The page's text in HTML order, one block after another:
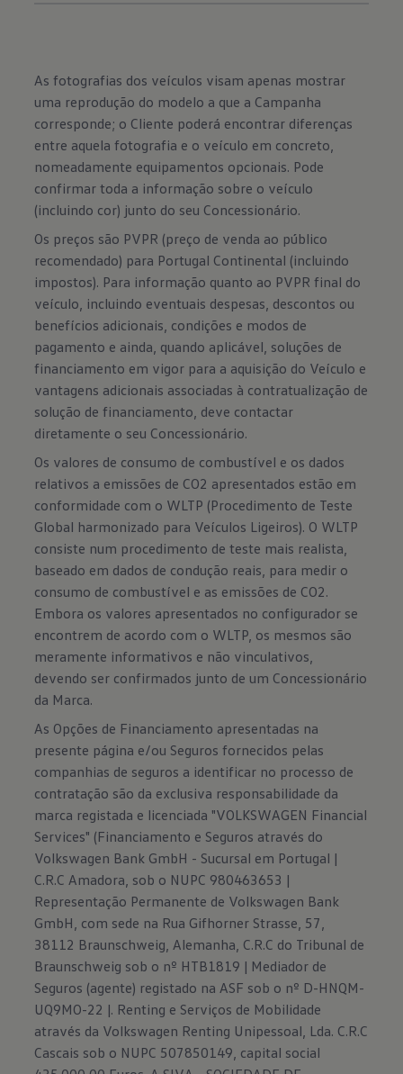
As fotografias dos veículos visam apenas mostrar
uma reprodução do modelo a que a Campanha
corresponde; o Cliente poderá encontrar diferenças
entre aquela fotografia e o veículo em concreto,
nomeadamente equipamentos opcionais. Pode
confirmar toda a informação sobre o veículo
(incluindo cor) junto do seu Concessionário.
Os preços são PVPR (preço de venda ao público
recomendado) para Portugal Continental (incluindo
impostos). Para informação quanto ao PVPR final do
veículo, incluindo eventuais despesas, descontos ou
benefícios adicionais, condições e modos de
pagamento e ainda, quando aplicável, soluções de
financiamento em vigor para a aquisição do Veículo e
vantagens adicionais associadas à contratualização de
solução de financiamento, deve contactar
diretamente o seu Concessionário.
Os valores de consumo de combustível e os dados
relativos a emissões de CO2 apresentados estão em
conformidade com o WLTP (Procedimento de Teste
Global harmonizado para Veículos Ligeiros). O WLTP
consiste num procedimento de teste mais realista,
baseado em dados de condução reais, para medir o
consumo de combustível e as emissões de CO2.
Embora os valores apresentados no configurador se
encontrem de acordo com o WLTP, os mesmos são
meramente informativos e não vinculativos,
devendo ser confirmados junto de um Concessionário
da Marca.
As Opções de Financiamento apresentadas na
presente página e/ou Seguros fornecidos pelas
companhias de seguros a identificar no processo de
contratação são da exclusiva responsabilidade da
marca registada e licenciada "VOLKSWAGEN Financial
Services" (Financiamento e Seguros através do
Volkswagen Bank GmbH - Sucursal em Portugal |
C.R.C Amadora, sob o NUPC 980463653 |
Representação Permanente de Volkswagen Bank
GmbH, com sede na Rua Gifhorner Strasse, 57,
38112 Braunschweig, Alemanha, C.R.C do Tribunal de
Braunschweig sob o nº HTB1819 | Mediador de
Seguros (agente) registado na ASF sob o nº D-HNQM-
UQ9MO-22 |. Renting e Serviços de Mobilidade
através da Volkswagen Renting Unipessoal, Lda. C.R.C
Cascais sob o NUPC 507850149, capital social